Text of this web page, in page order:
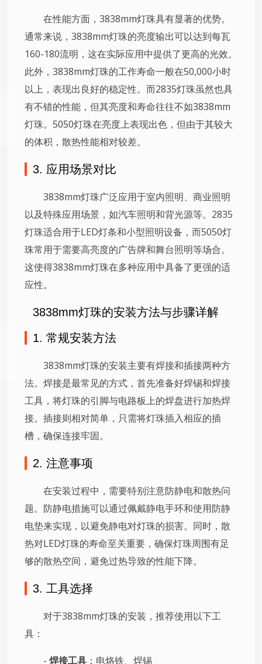
在性能方面，3838mm灯珠具有显著的优势。
通常来说，3838mm灯珠的亮度输出可以达到每瓦
160-180流明，这在实际应用中提供了更高的光效。
此外，3838mm灯珠的工作寿命一般在50,000小时
以上，表现出良好的稳定性。而2835灯珠虽然也具
有不错的性能，但其亮度和寿命往往不如3838mm
灯珠。5050灯珠在亮度上表现出色，但由于其较大
的体积，散热性能相对较差。
3. 应用场景对比
3838mm灯珠广泛应用于室内照明、商业照明
以及特殊应用场景，如汽车照明和背光源等。2835
灯珠适合用于LED灯条和小型照明设备，而5050灯
珠常用于需要高亮度的广告牌和舞台照明等场合。
这使得3838mm灯珠在多种应用中具备了更强的适
应性。
3838mm灯珠的安装方法与步骤详解
1. 常规安装方法
3838mm灯珠的安装主要有焊接和插接两种方
法。焊接是最常见的方式，首先准备好焊锡和焊接
工具，将灯珠的引脚与电路板上的焊盘进行加热焊
接。插接则相对简单，只需将灯珠插入相应的插
槽，确保连接牢固。
2. 注意事项
在安装过程中，需要特别注意防静电和散热问
题。防静电措施可以通过佩戴静电手环和使用防静
电垫来实现，以避免静电对灯珠的损害。同时，散
热对LED灯珠的寿命至关重要，确保灯珠周围有足
够的散热空间，避免过热导致的性能下降。
3. 工具选择
对于3838mm灯珠的安装，推荐使用以下工
具：
- 焊接工具 ：电烙铁、焊锡